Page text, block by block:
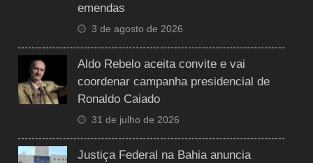
emendas
3 de agosto de 2026
Aldo Rebelo aceita convite e vai
coordenar campanha presidencial de
Ronaldo Caiado
31 de julho de 2026
Justiça Federal na Bahia anuncia